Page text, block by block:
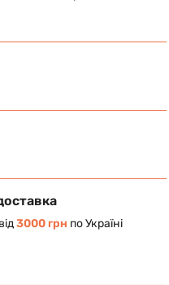
3000 грн по Україні